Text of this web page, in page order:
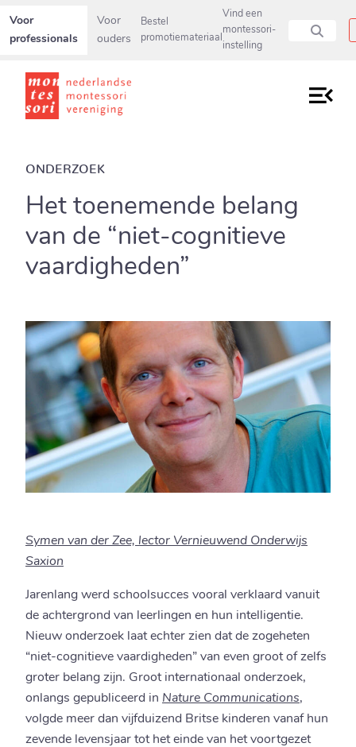
Het toenemende belang
van de “niet-cognitieve
vaardigheden”
ONDERZOEK
Symen van der Zee, lector Vernieuwend Onderwijs
Saxion
Jarenlang werd schoolsucces vooral verklaard vanuit
de achtergrond van leerlingen en hun intelligentie.
Nieuw onderzoek laat echter zien dat de zogeheten
“niet-cognitieve vaardigheden” van even groot of zelfs
groter belang zijn. Groot internationaal onderzoek,
onlangs gepubliceerd in Nature Communications,
volgde meer dan vijfduizend Britse kinderen vanaf hun
zevende levensjaar tot het einde van het voortgezet
Secundaire navigatiemenu overslaan en direct naar pagina
Voor
professionals
Voor
ouders
Bestel
promotiemateriaal
Vind een
montessori-
instelling